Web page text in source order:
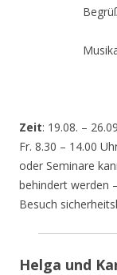
Zeit: 19.08. –
Fr. 8.30 – 14.00
oder Seminare
behindert werden
Besuch
Helga und